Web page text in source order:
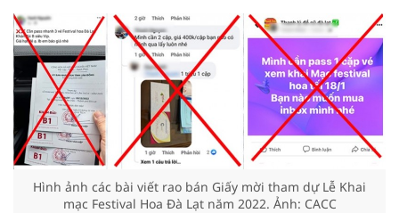
Hình ảnh các bài viết rao bán Giấy mời tham dự Lễ Khai
mạc Festival Hoa Đà Lạt năm 2022. Ảnh: CACC